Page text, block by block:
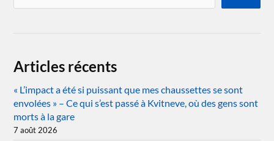
Articles récents
« L’impact a été si puissant que mes chaussettes se sont
envolées » – Ce qui s’est passé à Kvitneve, où des gens sont
morts à la gare
7 août 2026